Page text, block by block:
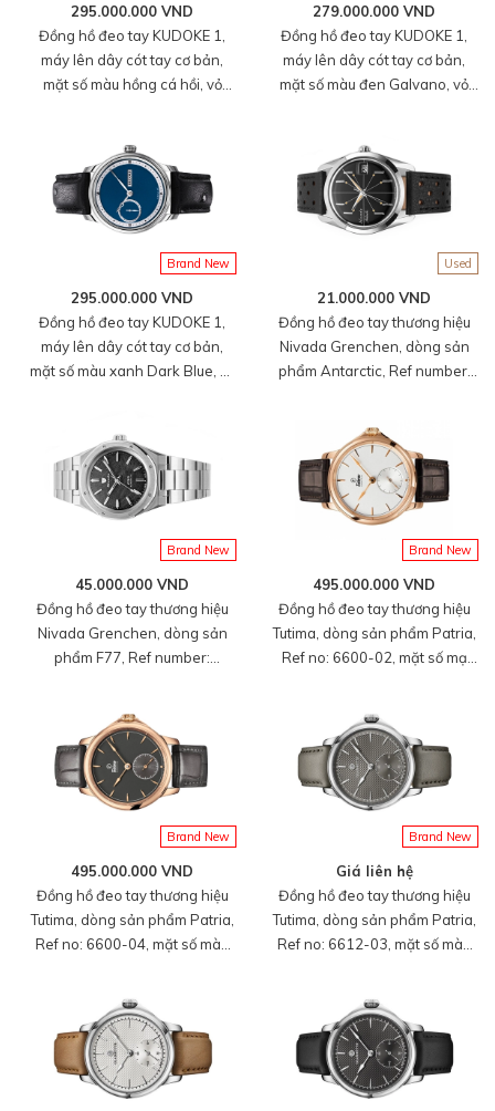
295.000.000 VND
Đồng hồ đeo tay KUDOKE 1,
máy lên dây cót tay cơ bản,
mặt số màu hồng cá hồi, vỏ
100%
279.000.000 VND
Đồng hồ đeo tay KUDOKE 1,
máy lên dây cót tay cơ bản,
mặt số màu đen Galvano, vỏ
100%
Brand New
295.000.000 VND
Đồng hồ đeo tay KUDOKE 1,
máy lên dây cót tay cơ bản,
mặt số màu xanh Dark Blue, vỏ
100%
Used
21.000.000 VND
Đồng hồ đeo tay thương hiệu
Nivada Grenchen, dòng sản
phẩm Antarctic, Ref number:
bằng thép không gỉ 316L, dây
da bò màu đen, mới 100%
Brand New
45.000.000 VND
Đồng hồ đeo tay thương hiệu
Nivada Grenchen, dòng sản
phẩm F77, Ref number:
động, dây và vỏ bằng thép
không gỉ, mới 100%
Brand New
495.000.000 VND
Đồng hồ đeo tay thương hiệu
Tutima, dòng sản phẩm Patria,
Ref no: 6600-02, mặt số mạ
vàng hồng 18k, dây đeo da cá
sấu, hàng mới 100%
Brand New
495.000.000 VND
Đồng hồ đeo tay thương hiệu
Tutima, dòng sản phẩm Patria,
Ref no: 6600-04, mặt số màu
vàng hồng 18k, dây đeo da cá
sấu, hàng mới 100%
Brand New
Giá liên hệ
Đồng hồ đeo tay thương hiệu
Tutima, dòng sản phẩm Patria,
Ref no: 6612-03, mặt số màu
titanium, dây đeo da cá sấu,
hàng mới 100%